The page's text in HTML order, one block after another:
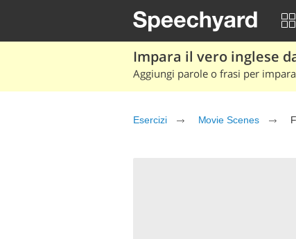
Impara il vero inglese
Aggiungi parole o frasi per
Esercizi Movie Scenes